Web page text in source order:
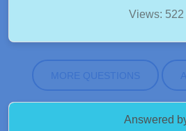
Views: 522
MORE QUESTIONS
Answered